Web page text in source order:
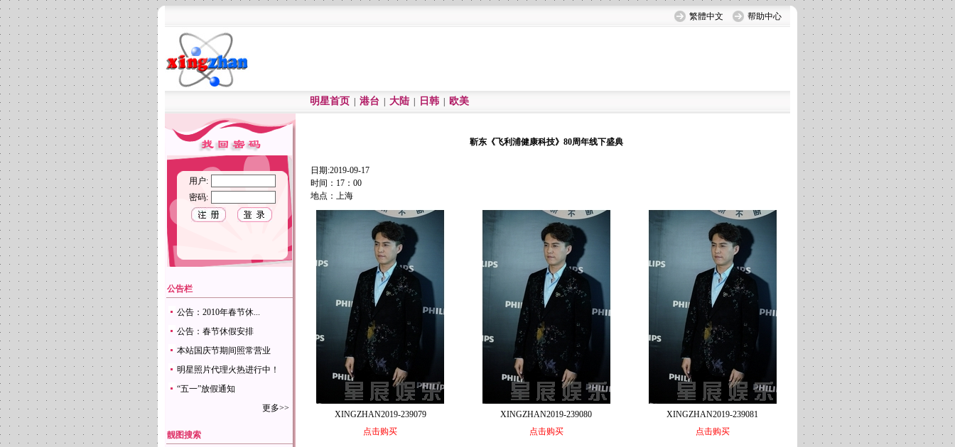
繁體中文 帮助中心
明星首页 港台 大陆 日韩 欧美
用户:
密码:
公告栏
公告：2010年春节休...
公告：春节休假安排
本站国庆节期间照常营业
明星照片代理火热进行中！
“五一”放假通知
更多>>
靓图搜索
靳东《飞利浦健康科技》80周年线下盛典
日期:2019-09-17
时间：17：00
地点：上海
XINGZHAN2019-239079
点击购买
XINGZHAN2019-239080
点击购买
XINGZHAN2019-239081
点击购买